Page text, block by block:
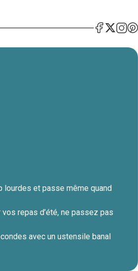
lourdes et passe même quand
repas d’été, ne passez pas
avec un ustensile banal